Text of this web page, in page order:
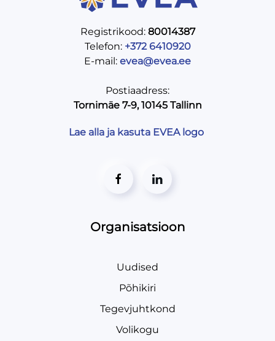
Registrikood: 80014387
Telefon: +372 6410920
E-mail: evea@evea.ee
Postiaadress:
Tornimäe 7-9, 10145 Tallinn
Lae alla ja kasuta EVEA logo
Organisatsioon
Uudised
Põhikiri
Tegevjuhtkond
Volikogu